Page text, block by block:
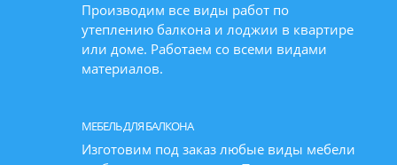
Производим все виды работ по
утеплению балкона и лоджии в квартире
или доме. Работаем со всеми видами
материалов.
МЕБЕЛЬ ДЛЯ БАЛКОНА
Изготовим под заказ любые виды мебели